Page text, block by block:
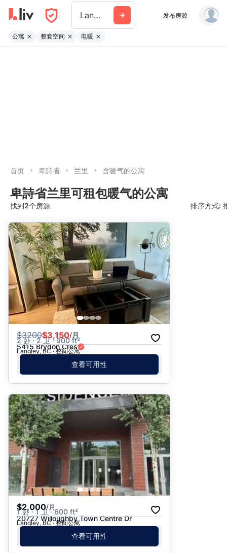
Langley 发布房源
公寓 整套空间 电暖
首页 卑詩省 兰里 含暖气的公寓
卑詩省兰里可租包暖气的公寓
找到2个房源 排序方式:
推荐
日期: 最新日期在前
日期: 过往日期在前
价格 - $$$ 到 $
价格 - $ 到 $$$
$3200$3,150/月
2 卧 · 2 卫 · 900 ft²
5415 Brydon Cres
Langley, BC · 整间公寓
查看可用性
$2,000/月
1 卧 · 1 卫 · 600 ft²
20727 Willoughby Town Centre Dr
Langley, BC · 整间公寓
查看可用性